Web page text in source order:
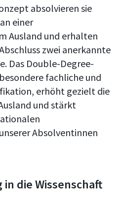
absolvieren sie
einer
Ausland und erhalten
zwei anerkannte
Das Double-Degree-
fachliche und
erhöht gezielt die
und stärkt
Absolventinnen
in die Wissenschaft